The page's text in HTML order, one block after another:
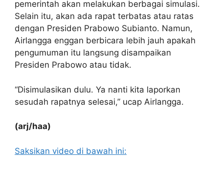
pemerintah akan melakukan berbagai simulasi.
Selain itu, akan ada rapat terbatas atau ratas
dengan Presiden Prabowo Subianto. Namun,
Airlangga enggan berbicara lebih jauh apakah
pengumuman itu langsung disampaikan
Presiden Prabowo atau tidak.
“Disimulasikan dulu. Ya nanti kita laporkan
sesudah rapatnya selesai,” ucap Airlangga.
(arj/haa)
Saksikan video di bawah ini: